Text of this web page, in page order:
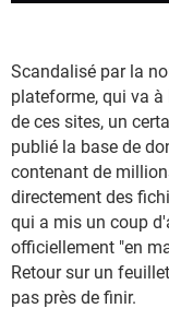
Scandalisé par la
plateforme, qui va
de ces sites, un
publié la base de
contenant de
directement des
qui a mis un coup
officiellement "en
Retour sur un
pas près de finir.